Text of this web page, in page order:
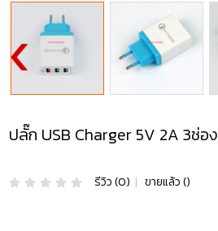
ปลั๊ก USB Charger 5V 2A 3ช่อง
รีวิว (0) | ขายแล้ว ()